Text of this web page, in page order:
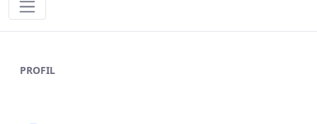
PROFIL